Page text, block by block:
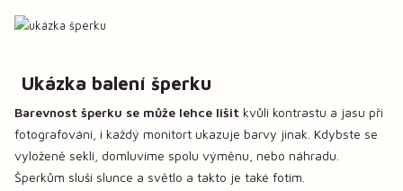
Ukázka balení šperku
Barevnost šperku se může lehce lišit kvůli kontrastu a jasu při
fotografování, i každý monitort ukazuje barvy jinak. Kdybste se
vyloženě sekli, domluvíme spolu výměnu, nebo náhradu.
Šperkům sluší slunce a světlo a takto je také fotím.